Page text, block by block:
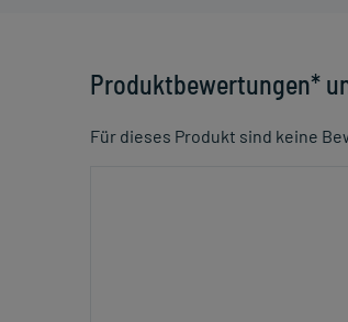
Produktbewertungen*
Für dieses Produkt sind keine